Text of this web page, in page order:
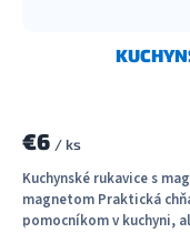
€6 / ks
Kuchynské rukavice s
magnetom Praktická
pomocníkom v kuchyni,